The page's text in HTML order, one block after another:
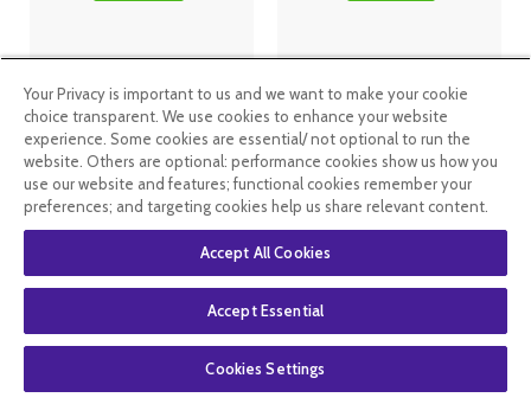
LP 60
prolongée
Protect LD 1,9
Your Privacy is important to us and we want to make your cookie
choice transparent. We use cookies to enhance your website
experience. Some cookies are essential/ not optional to run the
website. Others are optional: performance cookies show us how you
use our website and features; functional cookies remember your
preferences; and targeting cookies help us share relevant content.
Accept All Cookies
Accept Essential
Cookies Settings